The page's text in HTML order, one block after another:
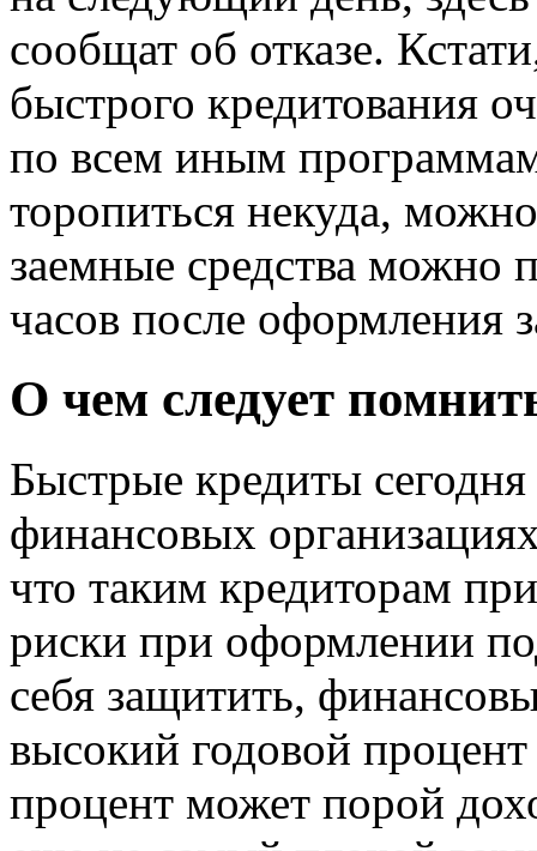
сообщат об отказе.
быстрого кредитования
по всем иным
торопиться некуда,
заемные средства можно
часов после оформления
О чем следует
Быстрые кредиты
финансовых
что таким кредиторам
риски при оформлении
себя защитить,
высокий годовой
процент может порой